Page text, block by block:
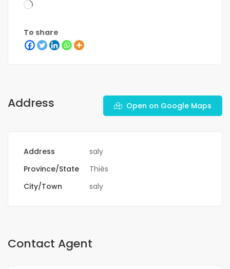
To share
Address Open on Google Maps
Address
saly
Province/State
Thiès
City/Town
saly
Contact Agent